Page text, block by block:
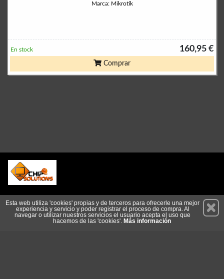
Marca: Mikrotik
160,95 €
En stock
Comprar
Suscríbete
Esta web utiliza 'cookies' propias y de terceros para ofrecerle una mejor
experiencia y servicio y poder registrar el proceso de compra. Al
navegar o utilizar nuestros servicios el usuario acepta el uso que
hacemos de las 'cookies'. Más información